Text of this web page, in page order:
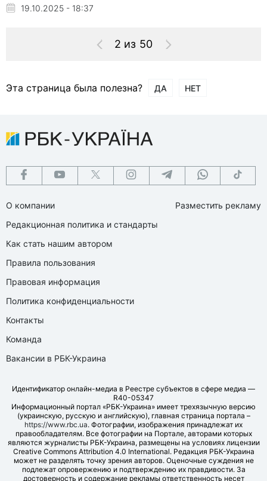
19.10.2025 - 18:37
2 из 50
Эта страница была полезна? ДА НЕТ
О компании
Редакционная политика и стандарты
Как стать нашим автором
Правила пользования
Правовая информация
Политика конфиденциальности
Контакты
Команда
Вакансии в РБК-Украина
Разместить рекламу
Идентификатор онлайн-медиа в Реестре субъектов в сфере медиа —
R40-05347
Информационный портал «РБК-Украина» имеет трехязычную версию
(украинскую, русскую и английскую), главная страница портала –
https://www.rbc.ua. Фотографии, изображения принадлежат их
правообладателям. Все фотографии на Портале, авторами которых
являются журналисты РБК-Украина, размещены на условиях лицензии
Creative Commons Attribution 4.0 International. Редакция РБК-Украина
может не разделять точку зрения авторов. Оценочные суждения не
подлежат опровержению и подтверждению их правдивости. За
достоверность и содержание рекламы ответственность несет